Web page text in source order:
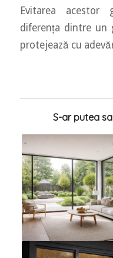
Evitarea acestor
diferența dintre un
protejează cu
S-ar putea